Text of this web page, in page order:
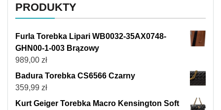
PRODUKTY
Furla Torebka Lipari WB0032-35AX0748-
GHN00-1-003 Brązowy
989,00 zł
Badura Torebka CS6566 Czarny
359,99 zł
Kurt Geiger Torebka Macro Kensington Soft